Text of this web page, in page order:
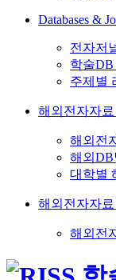
Databases &
전자저
학술DB
주제별
해외전자자
해외전
해외
대학별
해외전자자료
해외전